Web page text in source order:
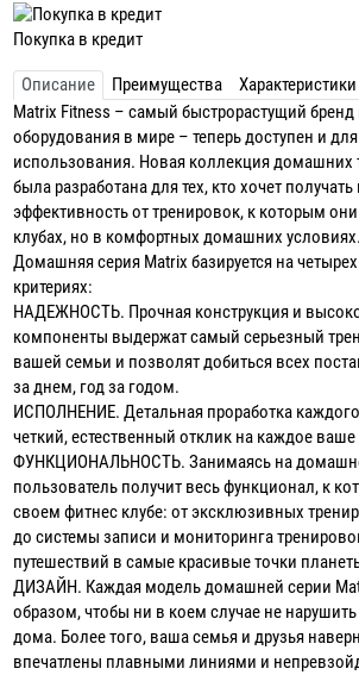
Покупка в кредит
Описание Преимущества
Характеристики
Matrix Fitness – самый быстрорастущий
оборудования в мире – теперь доступен и
использования. Новая коллекция домашних
была разработана для тех, кто хочет
эффективность от тренировок, к которым
клубах, но в комфортных домашних условиях.
Домашняя серия Matrix базируется на
критериях:
НАДЕЖНОСТЬ. Прочная конструкция и
компоненты выдержат самый серьезный
вашей семьи и позволят добиться всех
за днем, год за годом.
ИСПОЛНЕНИЕ. Детальная проработка
четкий, естественный отклик на каждое
ФУНКЦИОНАЛЬНОСТЬ. Занимаясь на
пользователь получит весь функционал, к
своем фитнес клубе: от эксклюзивных
до системы записи и мониторинга
путешествий в самые красивые точки
ДИЗАЙН. Каждая модель домашней серии
образом, чтобы ни в коем случае не
дома. Более того, ваша семья и друзья
впечатлены плавными линиями и